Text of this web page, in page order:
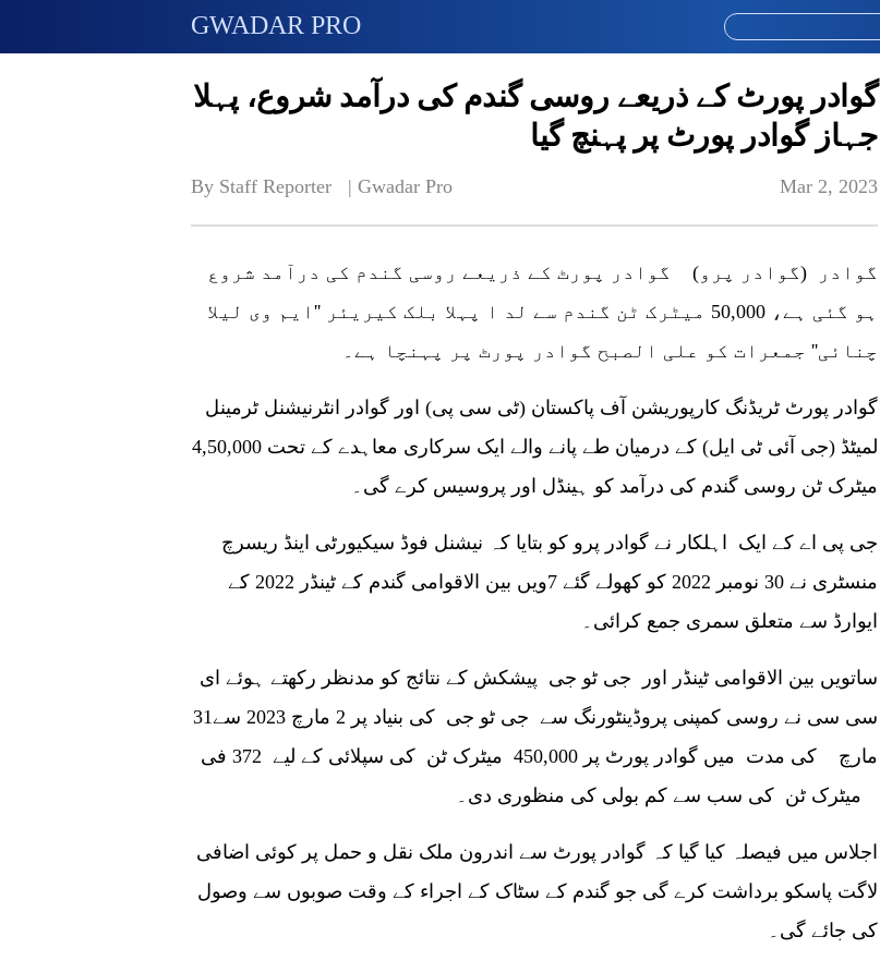
GWADAR PRO
گوادر پورٹ کے ذریعے روسی گندم کی درآمد شروع، پہلا
جہاز گوادر پورٹ پر پہنچ گیا
By Staff Reporter   | Gwadar Pro Mar 2, 2023
گوادر (گوادر پرو) گوادر پورٹ کے ذریعے روسی گندم کی درآمد شروع
ہو گئی ہے، 50,000 میٹرک ٹن گندم سے لد ا پہلا بلک کیریئر ''ایم وی لیلا
چنائی'' جمعرات کو علی الصبح گوادر پورٹ پر پہنچا ہے۔
گوادر پورٹ ٹریڈنگ کارپوریشن آف پاکستان (ٹی سی پی) اور گوادر انٹرنیشنل ٹرمینل
لمیٹڈ (جی آئی ٹی ایل) کے درمیان طے پانے والے ایک سرکاری معاہدے کے تحت 4,50,000
میٹرک ٹن روسی گندم کی درآمد کو ہینڈل اور پروسیس کرے گی۔
منسٹری نے 30 نومبر 2022 کو کھولے گئے 7ویں بین الاقوامی گندم کے ٹینڈر 2022 کے
ایوارڈ سے متعلق سمری جمع کرائی۔
ساتویں بین الاقوامی ٹینڈر اور جی ٹو جی پیشکش کے نتائج کو مدنظر رکھتے ہوئے ای
سی سی نے روسی کمپنی پروڈینٹورنگ سے جی ٹو جی کی بنیاد پر 2 مارچ 2023 سے31
مارچ کی مدت میں گوادر پورٹ پر 450,000 میٹرک ٹن کی سپلائی کے لیے 372 فی
اجلاس میں فیصلہ کیا گیا کہ گوادر پورٹ سے اندرون ملک نقل و حمل پر کوئی اضافی
لاگت پاسکو برداشت کرے گی جو گندم کے سٹاک کے اجراء کے وقت صوبوں سے وصول
کی جائے گی۔